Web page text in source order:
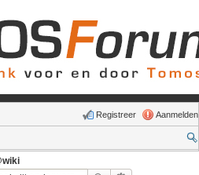
Aanmelden
Registreer